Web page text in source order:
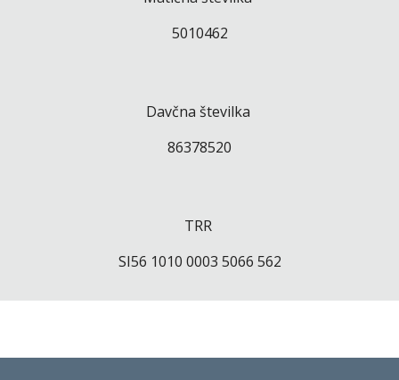
5010462
Davčna številka
86378520
TRR
SI56 1010 0003 5066 562